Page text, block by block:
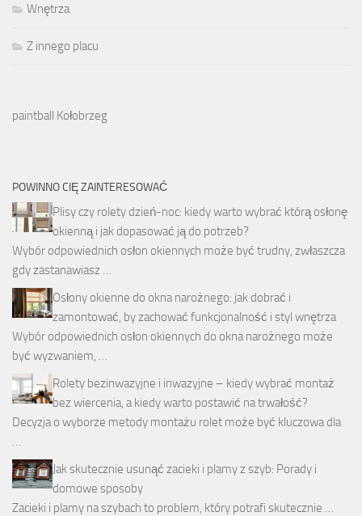
Wnętrza
Z innego placu
paintball Kołobrzeg
POWINNO CIĘ ZAINTERESOWAĆ
Plisy czy rolety dzień-noc: kiedy warto wybrać którą osłonę
okienną i jak dopasować ją do potrzeb?
Wybór odpowiednich osłon okiennych może być trudny, zwłaszcza
gdy zastanawiasz …
Osłony okienne do okna narożnego: jak dobrać i
zamontować, by zachować funkcjonalność i styl wnętrza
Wybór odpowiednich osłon okiennych do okna narożnego może
być wyzwaniem, …
Rolety bezinwazyjne i inwazyjne – kiedy wybrać montaż
bez wiercenia, a kiedy warto postawić na trwałość?
Decyzja o wyborze metody montażu rolet może być kluczowa dla
Jak skutecznie usunąć zacieki i plamy z szyb: Porady i
domowe sposoby
Zacieki i plamy na szybach to problem, który potrafi skutecznie …